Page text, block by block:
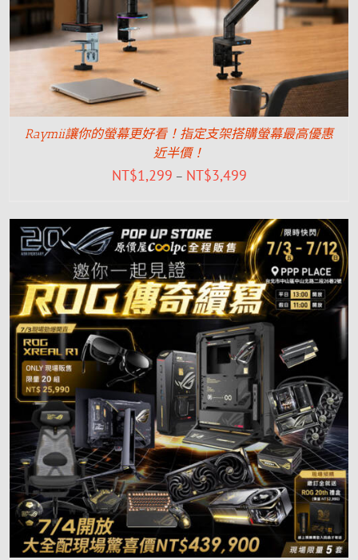
Raymii讓你的螢幕更好看！指定支架搭購螢幕最高優惠
近半價！
NT$1,299 – NT$3,499